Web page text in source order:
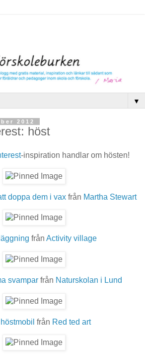
▼
2012
höst
-inspiration handlar om hösten!
doppa dem i vaxfrån Martha Stewart
från Activity village
svamparfrån Naturskolan i Lund
höstmobil från Red ted art